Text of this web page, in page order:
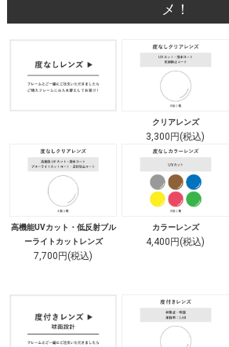
メ！
クリアレンズ
3,300円(税込)
高機能UVカット・低反射ブル
ーライトカットレンズ
7,700円(税込)
カラーレンズ
4,400円(税込)